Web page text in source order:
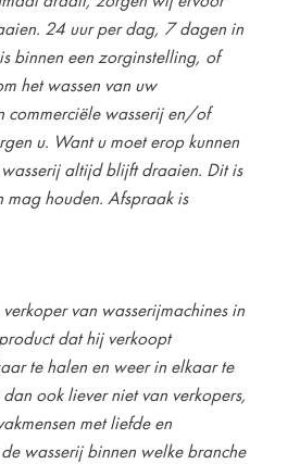
24 uur per dag, 7 dagen in
binnen een zorginstelling, of
het wassen van uw
commerciële wasserij en/of
u. Want u moet erop kunnen
altijd blijft draaien. Dit is
mag houden. Afspraak is
van wasserijmachines in
dat hij verkoopt
te halen en weer in elkaar te
ook liever niet van verkopers,
met liefde en
wasserij binnen welke branche